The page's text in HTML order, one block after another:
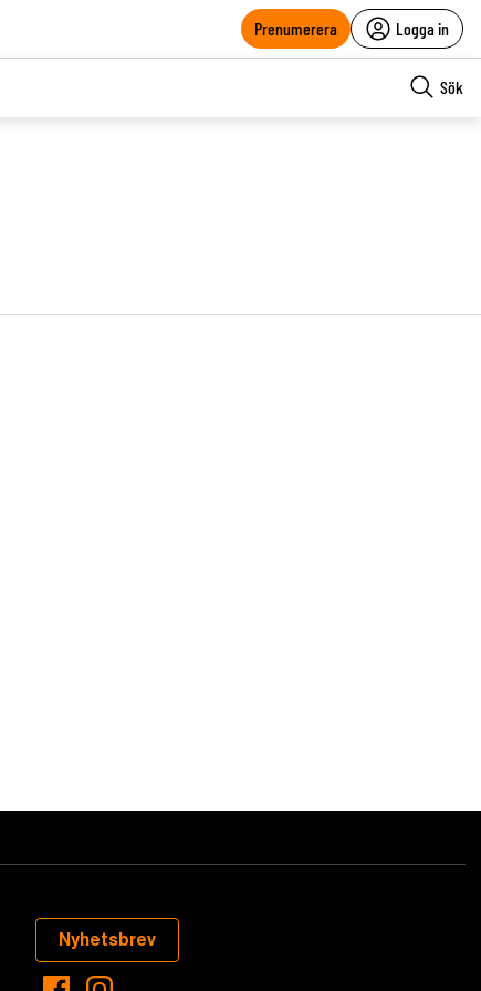
Prenumerera Logga in
Sök
Nyhetsbrev